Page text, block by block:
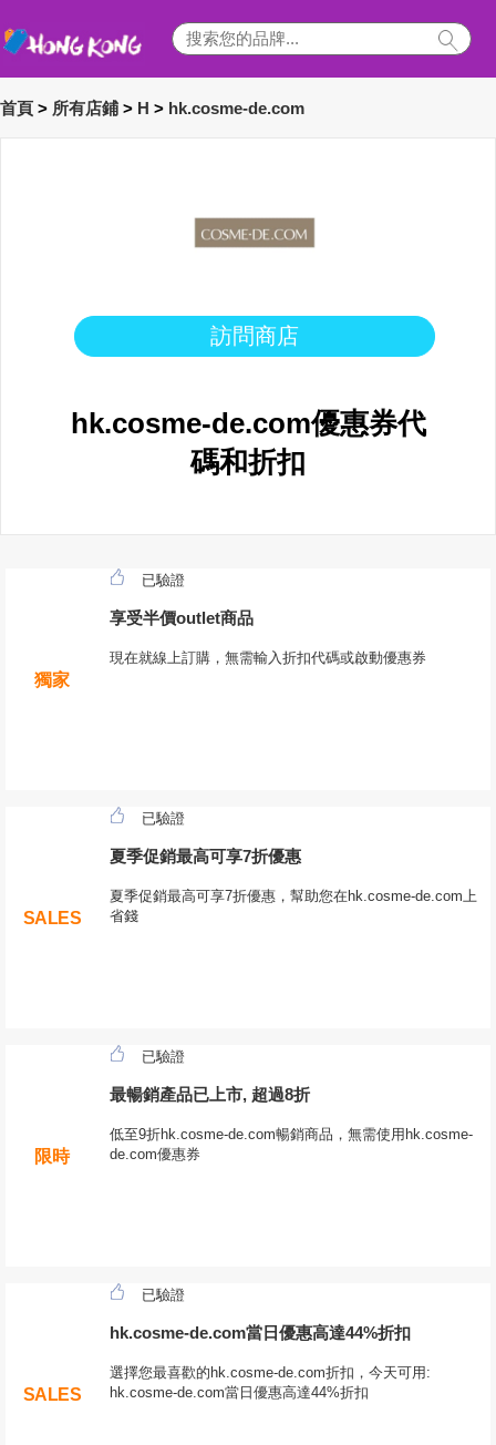
首頁 > 所有店鋪 > H > hk.cosme-de.com
訪問商店
hk.cosme-de.com優惠券代
碼和折扣
獨家
已驗證
享受半價outlet商品
現在就線上訂購，無需輸入折扣代碼或啟動優惠券
SALES
已驗證
夏季促銷最高可享7折優惠
夏季促銷最高可享7折優惠，幫助您在hk.cosme-de.com上
省錢
限時
已驗證
最暢銷產品已上市, 超過8折
低至9折hk.cosme-de.com暢銷商品，無需使用hk.cosme-
de.com優惠券
SALES
已驗證
hk.cosme-de.com當日優惠高達44%折扣
選擇您最喜歡的hk.cosme-de.com折扣，今天可用:
hk.cosme-de.com當日優惠高達44%折扣